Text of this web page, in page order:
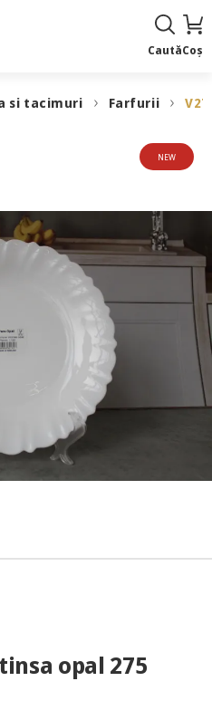
CautăCoș
si tacimuri Farfurii
NEW
opal 275